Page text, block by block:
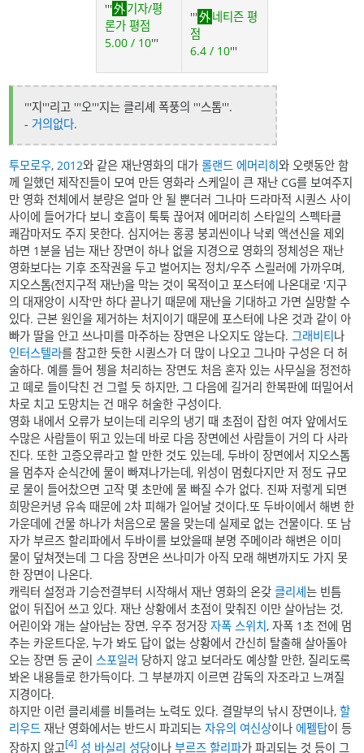
'''
기자/평
론가 평점
5.00 / 10'''
'''
네티즌 평
점
6.4 / 10'''
'''지'''리고 '''오'''지는 클리셰 폭풍의 '''스톰'''.
- 거의없다.
투모로우,2012와 같은 재난영화의 대가롤랜드 에머리히와 오랫동안 함
께 일했던 제작진들이 모여 만든 영화라 스케일이 큰 재난 CG를 보여주지
만 영화 전체에서 분량은 얼마 안 될 뿐더러 그나마 드라마적 시퀀스 사이
사이에 들어가다 보니 호흡이 툭툭 끊어져 에머리히 스타일의 스펙타클
쾌감마저도 주지 못한다. 심지어는 홍콩 붕괴씬이나 낙뢰 액션신을 제외
하면 1분을 넘는 재난 장면이 하나 없을 지경으로 영화의 정체성은 재난
영화보다는 기후 조작권을 두고 벌어지는 정치/우주 스릴러에 가까우며,
지오스톰(전지구적 재난)을 막는 것이 목적이고 포스터에 나온대로 '지구
의 대재앙이 시작'만 하다 끝나기 때문에 재난을 기대하고 가면 실망할 수
있다. 근본 원인을 제거하는 처지이기 때문에 포스터에 나온 것과 같이 아
빠가 딸을 안고 쓰나미를 마주하는 장면은 나오지도 않는다.그래비티나
인터스텔라를 참고한 듯한 시퀀스가 더 많이 나오고 그나마 구성은 더 허
술하다. 예를 들어 쳉을 처리하는 장면도 처음 혼자 있는 사무실을 정전하
고 떼로 들이닥친 건 그럴 듯 하지만, 그 다음에 길거리 한복판에 떠밀어서
차로 치고 도망치는 건 매우 허술한 구성이다.
영화 내에서 오류가 보이는데 리우의 냉기 때 초점이 잡힌 여자 앞에서도
수많은 사람들이 뛰고 있는데 바로 다음 장면에선 사람들이 거의 다 사라
진다. 또한 고증오류라고 할 만한 것도 있는데, 두바이 장면에서 지오스톰
을 멈추자 순식간에 물이 빠져나가는데, 위성이 멈췄다지만 저 정도 규모
로 물이 들어찼으면 고작 몇 초만에 물 빠질 수가 없다. 진짜 저렇게 되면
희망은커녕 유속 때문에 2차 피해가 일어날 것이다.또 두바이에서 해변 한
가운데에 건물 하나가 처음으로 물을 맞는데 실제로 없는 건물이다. 또 남
자가 부르즈 할리파에서 두바이를 보았을때 분명 주메이라 해변은 이미
물이 덮쳐졋는데 그 다음 장면은 쓰나미가 아직 모래 해변까지도 가지 못
한 장면이 나온다.
캐릭터 설정과 기승전결부터 시작해서 재난 영화의 온갖클리셰는 빈틈
없이 뒤집어 쓰고 있다. 재난 상황에서 초점이 맞춰진 이만 살아남는 것,
어린이와 개는 살아남는 장면, 우주 정거장자폭 스위치, 자폭 1초 전에 멈
추는 카운트다운, 누가 봐도 답이 없는 상황에서 간신히 탈출해 살아돌아
오는 장면 등 굳이스포일러 당하지 않고 보더라도 예상할 만한, 질리도록
봐온 내용들로 한가득이다. 그 부분까지 이르면 감독의 자조라고 느껴질
지경이다.
하지만 이런 클리셰를 비틀려는 노력도 있다. 결말부의 낚시 장면이나,할
리우드 재난 영화에서는 반드시 파괴되는자유의 여신상이나에펠탑이 등
장하지 않고 [4] 성 바실리 성당이나부르즈 할리파가 파괴되는 것 등이 그